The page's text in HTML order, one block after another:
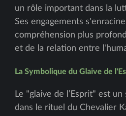
un rôle important dans la
Ses engagements
compréhension plus
et de la relation entre
La Symbolique du Glaive de
Le "glaive de l’Esprit" est
dans le rituel du Chevalier